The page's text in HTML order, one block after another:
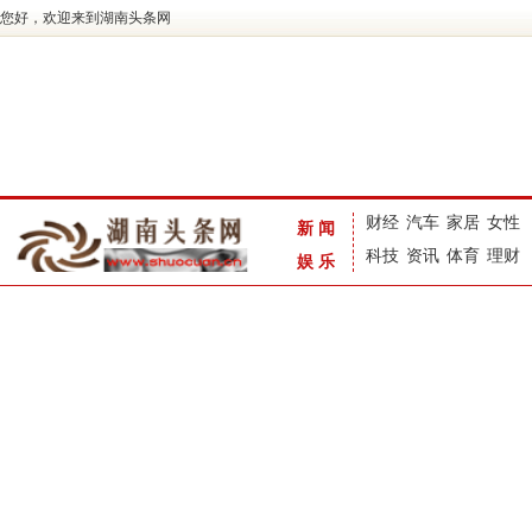
您好，欢迎来到湖南头条网
新闻
娱乐
财经 汽车 家居 女性
科技 资讯 体育 理财